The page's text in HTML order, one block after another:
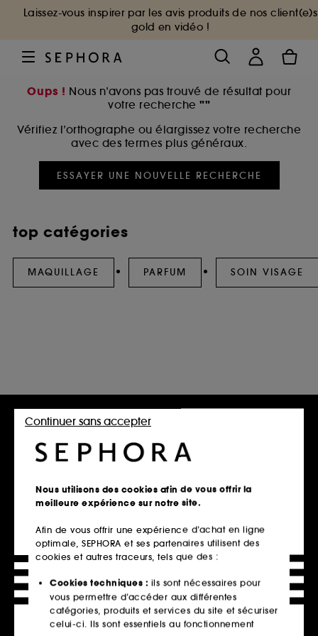
Laissez-vous inspirer par les avis produits de nos client(e)s
gold en vidéo !
Oups ! Nous n’avons pas trouvé de résultat pour
votre recherche ""
Vérifiez l’orthographe ou élargissez votre recherche
avec des termes plus généraux.
ESSAYER UNE NOUVELLE RECHERCHE
top catégories
MAQUILLAGE PARFUM SOIN VISAGE
Retrait en magasin
Nous utilisons des cookies afin de vous offrir la
meilleure expérience sur notre site.
Afin de vous offrir une expérience d’achat en ligne
optimale, SEPHORA et ses partenaires utilisent des
cookies et autres traceurs, tels que des :
Cookies techniques : ils sont nécessaires pour
vous permettre d’accéder aux différentes
catégories, produits et services du site et sécuriser
celui-ci. Ils sont essentiels au fonctionnement
Continuer sans accepter